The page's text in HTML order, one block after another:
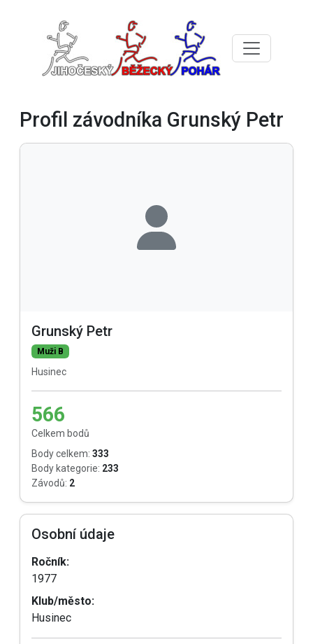
Profil závodníka Grunský Petr
Grunský Petr
Muži B
Husinec
566
Celkem bodů
Body celkem: 333
Body kategorie: 233
Závodů: 2
Osobní údaje
Ročník:
1977
Klub/město:
Husinec